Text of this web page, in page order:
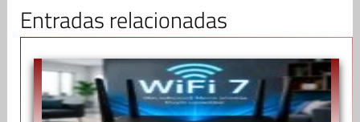
Entradas relacionadas